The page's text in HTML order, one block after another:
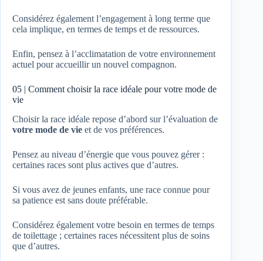
Considérez également l’engagement à long terme que
cela implique, en termes de temps et de ressources.
Enfin, pensez à l’acclimatation de votre environnement
actuel pour accueillir un nouvel compagnon.
05 | Comment choisir la race idéale pour votre mode de
vie
Choisir la race idéale repose d’abord sur l’évaluation de
votre mode de vie et de vos préférences.
Pensez au niveau d’énergie que vous pouvez gérer :
certaines races sont plus actives que d’autres.
Si vous avez de jeunes enfants, une race connue pour
sa patience est sans doute préférable.
Considérez également votre besoin en termes de temps
de toilettage ; certaines races nécessitent plus de soins
que d’autres.